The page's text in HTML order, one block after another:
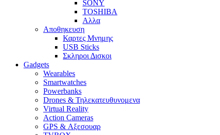
SONY
TOSHIBA
Αλλα
Αποθηκευση
Καρτες Μνημης
USB Sticks
Σκληροι Δισκοι
Gadgets
Wearables
Smartwatches
Powerbanks
Drones & Τηλεκατευθυνομενα
Virtual Reality
Action Cameras
GPS & Αξεσουαρ